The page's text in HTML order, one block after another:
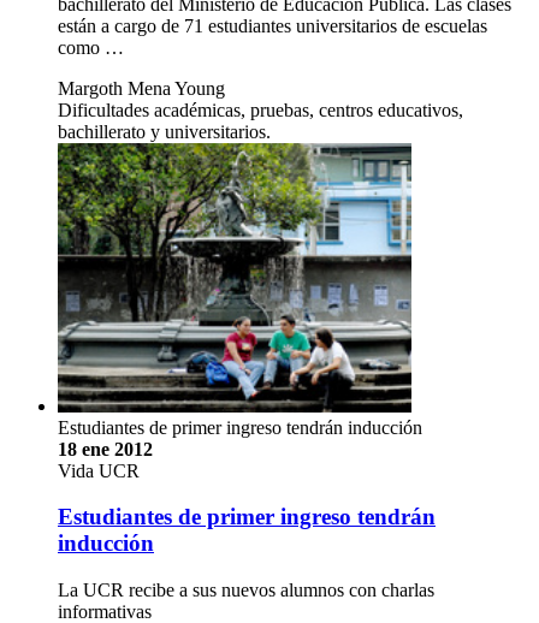
bachillerato del Ministerio de Educación Pública. Las clases
están a cargo de 71 estudiantes universitarios de escuelas
como …
Margoth Mena Young
Dificultades académicas, pruebas, centros educativos,
bachillerato y universitarios.
Estudiantes de primer ingreso tendrán inducción
18 ene 2012
Vida UCR
Estudiantes de primer ingreso tendrán
inducción
La UCR recibe a sus nuevos alumnos con charlas
informativas